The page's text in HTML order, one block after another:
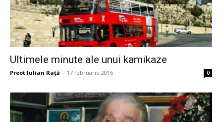
Ultimele minute ale unui kamikaze
Preot Iulian Raţă - 17 februarie 2016 0